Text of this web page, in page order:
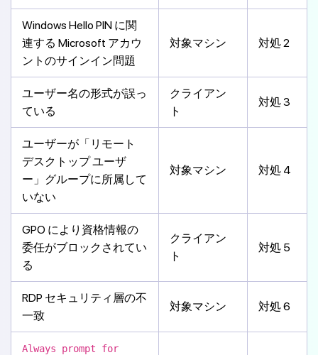
Windows Hello PIN に関
連する Microsoft アカウ
ントのサインイン問題
対象マシン 対処 2
ユーザー名の形式が誤っ
ている
クライアン
ト
対処 3
ユーザーが「リモート
デスクトップ ユーザ
ー」グループに所属して
いない
対象マシン 対処 4
GPO により資格情報の
委任がブロックされてい
る
クライアン
ト
対処 5
RDP セキュリティ層の不
一致
対象マシン 対処 6
Always prompt for